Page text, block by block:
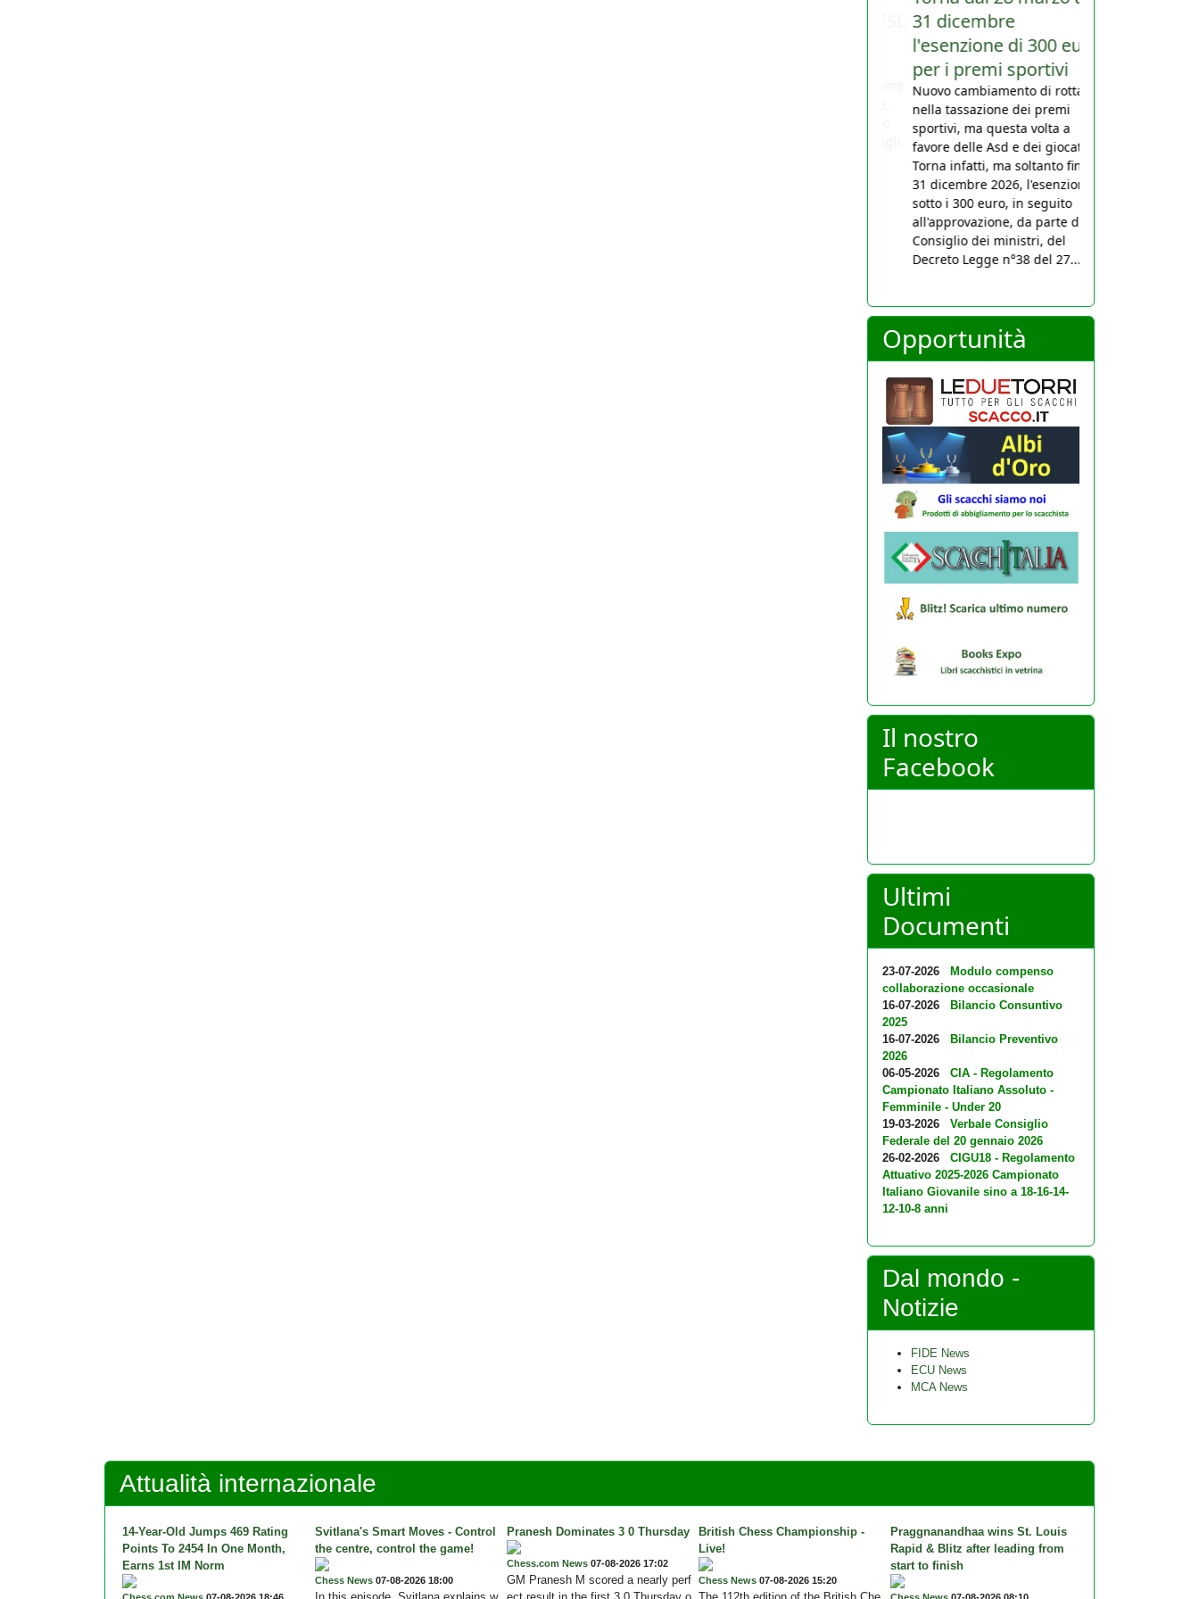
31 dicembre
l'esenzione di 300 euro
per i premi sportivi
Nuovo cambiamento di rotta
nella tassazione dei premi
sportivi, ma questa volta a
favore delle Asd e dei giocatori.
Torna infatti, ma soltanto fino al
31 dicembre 2026, l'esenzione
sotto i 300 euro, in seguito
all'approvazione, da parte del
Consiglio dei ministri, del
Decreto Legge n°38 del 27...
Opportunità
Il nostro
Facebook
Ultimi
Documenti
23-07-2026
Modulo compenso
collaborazione occasionale
16-07-2026
Bilancio Consuntivo
2025
16-07-2026
Bilancio Preventivo
2026
06-05-2026
CIA - Regolamento
Campionato Italiano Assoluto -
Femminile - Under 20
19-03-2026
Verbale Consiglio
Federale del 20 gennaio 2026
26-02-2026
CIGU18 - Regolamento
Attuativo 2025-2026 Campionato
Italiano Giovanile sino a 18-16-14-
12-10-8 anni
Dal mondo -
Notizie
FIDE News
ECU News
MCA News
Attualità internazionale
14-Year-Old Jumps 469 Rating
Points To 2454 In One Month,
Earns 1st IM Norm
Svitlana's Smart Moves - Control
the centre, control the game!
Chess News 07-08-2026 18:00
Pranesh Dominates 3 0 Thursday
Chess.com News 07-08-2026 17:02
GM Pranesh M scored a nearly perf
British Chess Championship -
Live!
Chess News 07-08-2026 15:20
Praggnanandhaa wins St. Louis
Rapid & Blitz after leading from
start to finish